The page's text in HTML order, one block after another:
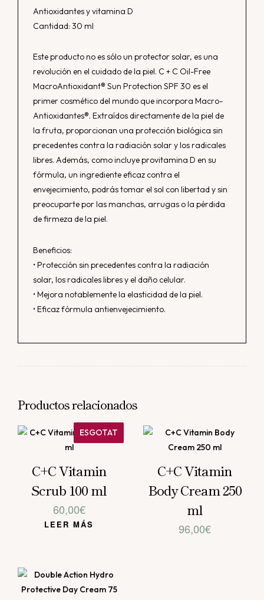
Antioxidantes y vitamina D
Cantidad: 30 ml
Este producto no es sólo un protector solar, es una
revolución en el cuidado de la piel. C + C Oil-Free
MacroAntioxidant® Sun Protection SPF 30 es el
primer cosmético del mundo que incorpora Macro-
Antioxidantes®. Extraídos directamente de la piel de
la fruta, proporcionan una protección biológica sin
precedentes contra la radiación solar y los radicales
libres. Además, como incluye provitamina D en su
fórmula, un ingrediente eficaz contra el
envejecimiento, podrás tomar el sol con libertad y sin
preocuparte por las manchas, arrugas o la pérdida
de firmeza de la piel.
Beneficios:
• Protección sin precedentes contra la radiación
solar, los radicales libres y el daño celular.
• Mejora notablemente la elasticidad de la piel.
• Eficaz fórmula antienvejecimiento.
Productos relacionados
ESGOTAT
C+C Vitamin
Scrub 100 ml
60,00€
LEER MÁS
C+C Vitamin
Body Cream 250
ml
96,00€